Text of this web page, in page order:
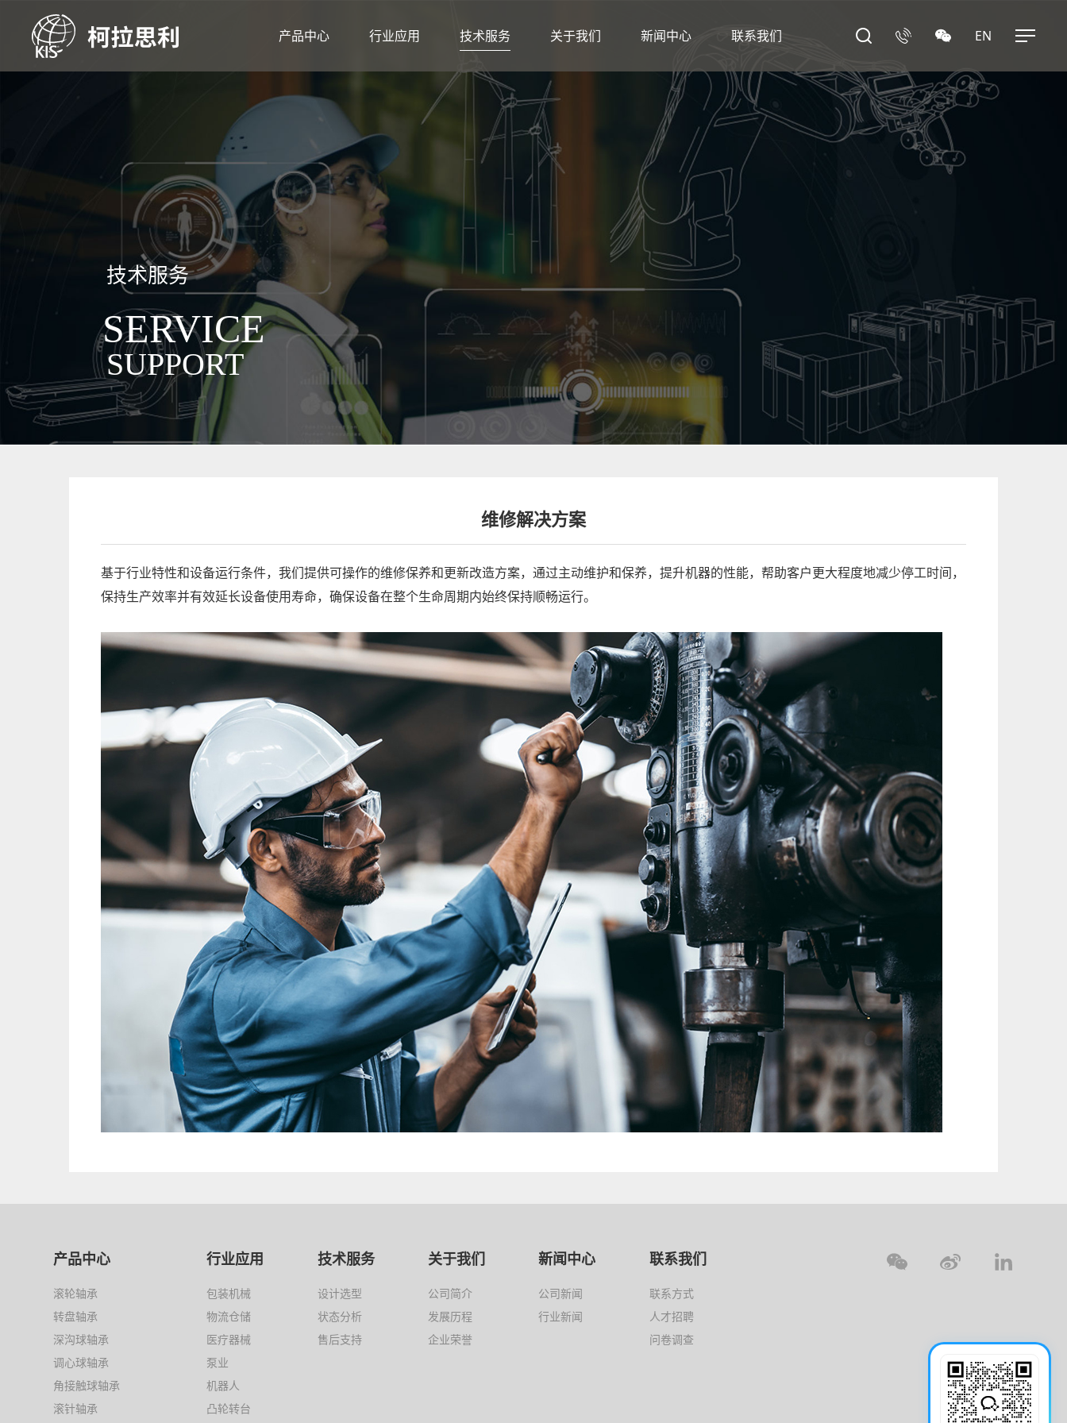
产品中心 行业应用 技术服务 关于我们 新闻中心 联系我们 EN
技术服务
SERVICE
SUPPORT
维修解决方案
基于行业特性和设备运行条件，我们提供可操作的维修保养和更新改造方案，通过主动维护和保养，提升机器的性能，帮助客户更大程度地减少停工时间，
保持生产效率并有效延长设备使用寿命，确保设备在整个生命周期内始终保持顺畅运行。
产品中心
滚轮轴承
转盘轴承
深沟球轴承
调心球轴承
角接触球轴承
滚针轴承
行业应用
包装机械
物流仓储
医疗器械
泵业
机器人
凸轮转台
技术服务
设计选型
状态分析
售后支持
关于我们
公司简介
发展历程
企业荣誉
新闻中心
公司新闻
行业新闻
联系我们
联系方式
人才招聘
问卷调查